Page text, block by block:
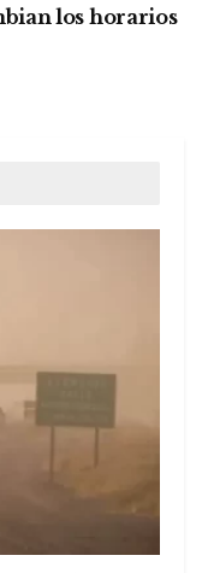
los horarios